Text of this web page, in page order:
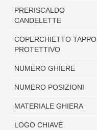
PRERISCALDO
CANDELETTE
COPERCHIETTO TAPPO
PROTETTIVO
NUMERO GHIERE
NUMERO POSIZIONI
MATERIALE GHIERA
LOGO CHIAVE